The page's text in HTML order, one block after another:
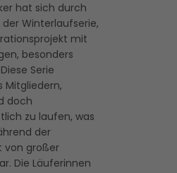
hat sich durch
Winterlaufserie,
mit
besonders
Serie
Mitgliedern,
doch
zu laufen, was
der
von großer
Die Läuferinnen